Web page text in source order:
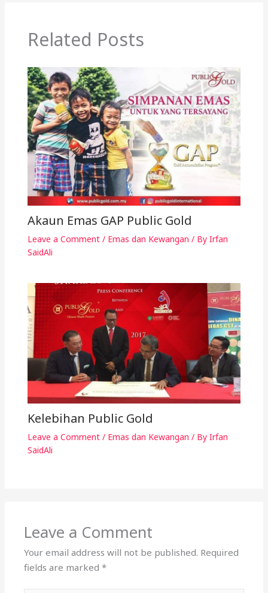
Related Posts
Akaun Emas GAP Public Gold
Leave a Comment / Emas dan Kewangan / By Irfan
SaidAli
Kelebihan Public Gold
Leave a Comment / Emas dan Kewangan / By Irfan
SaidAli
Leave a Comment
Your email address will not be published. Required
fields are marked*